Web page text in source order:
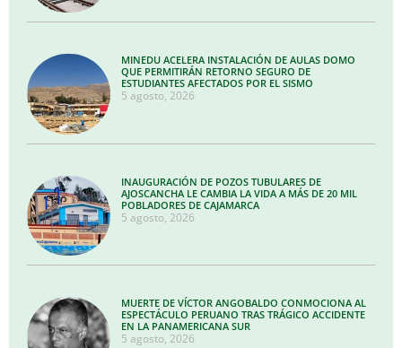
MINEDU ACELERA INSTALACIÓN DE AULAS DOMO
QUE PERMITIRÁN RETORNO SEGURO DE
ESTUDIANTES AFECTADOS POR EL SISMO
5 agosto, 2026
INAUGURACIÓN DE POZOS TUBULARES DE
AJOSCANCHA LE CAMBIA LA VIDA A MÁS DE 20 MIL
POBLADORES DE CAJAMARCA
5 agosto, 2026
MUERTE DE VÍCTOR ANGOBALDO CONMOCIONA AL
ESPECTÁCULO PERUANO TRAS TRÁGICO ACCIDENTE
EN LA PANAMERICANA SUR
5 agosto, 2026